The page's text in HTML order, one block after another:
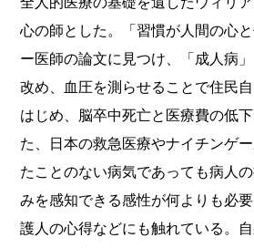
心の師とした。「習慣が人間の心
ー医師の論文に見つけ、「成人病
改め、血圧を測らせることで住民
はじめ、脳卒中死亡と医療費の低
た、日本の救急医療やナイチンゲ
たことのない病気であっても病人
みを感知できる感性が何よりも必
護人の心得などにも触れている。